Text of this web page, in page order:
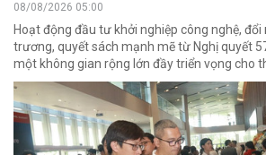
08/08/2026 05:00
Hoạt động đầu tư khởi nghiệp công nghệ,
trương, quyết sách mạnh mẽ từ Nghị quyết
một không gian rộng lớn đầy triển vọng cho